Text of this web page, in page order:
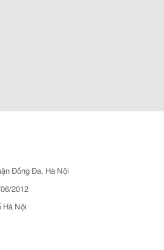
Đống Đa, Hà Nội
2012
Hà Nội